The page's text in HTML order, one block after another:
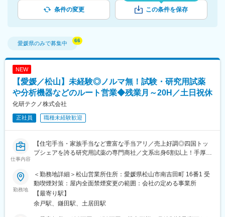
条件の変更 この条件を保存
愛媛県のみで募集中
NEW
【愛媛／松山】未経験◎ノルマ無！試験・研究用試薬
や分析機器などのルート営業◆残業月～20H／土日祝休
化研テクノ株式会社
正社員 職種未経験歓迎
仕事内容
【住宅手当・家族手当など豊富な手当アリ／売上好調◎四国トッ
プシェアを誇る研究用試薬の専門商社／文系出身6割以上！手厚い
■仕事内容：
病院や大学、官公庁、大手企業の研究機関などに対して、実験や
新商品開発に使われる試験・研究用試薬及び分析機器・機材など
のルート営業を行います！
勤務地
＜勤務地詳細＞松山営業所住所：愛媛県松山市南吉田町 16番1 受
動喫煙対策：屋内全面禁煙変更の範囲：会社の定める事業所
【最寄り駅】
余戸駅、鎌田駅、土居田駅